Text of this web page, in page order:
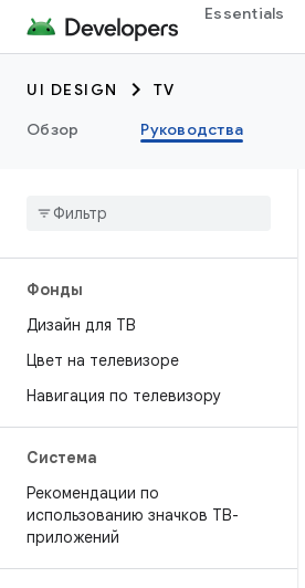
Essentials
UI DESIGN
TV
Обзор
Руководства
Фонды
Дизайн для ТВ
Цвет на телевизоре
Навигация по телевизору
Система
Рекомендации по
использованию значков ТВ-
приложений